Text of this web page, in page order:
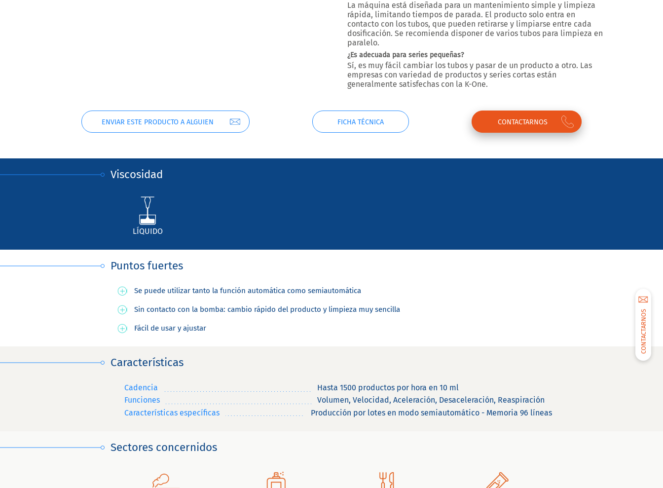
CONTACTARNOS
La máquina está diseñada para un mantenimiento simple y limpieza
rápida, limitando tiempos de parada. El producto solo entra en
contacto con los tubos, que pueden retirarse y limpiarse entre cada
dosificación. Se recomienda disponer de varios tubos para limpieza en
paralelo.
¿Es adecuada para series pequeñas?
Sí, es muy fácil cambiar los tubos y pasar de un producto a otro. Las
empresas con variedad de productos y series cortas están
generalmente satisfechas con la K-One.
ENVIAR ESTE PRODUCTO A ALGUIEN FICHA TÉCNICA CONTACTARNOS
Viscosidad
LÍQUIDO
Puntos fuertes
Se puede utilizar tanto la función automática como semiautomática
Sin contacto con la bomba: cambio rápido del producto y limpieza muy sencilla
Fácil de usar y ajustar
Características
Cadencia
Hasta 1500 productos por hora en 10 ml
Funciones
Volumen, Velocidad, Aceleración, Desaceleración, Reaspiración
Características específicas
Producción por lotes en modo semiautomático - Memoria 96 líneas
Sectores concernidos